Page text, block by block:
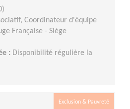
Coordinateur d'équipe
Française - Siège
: Disponibilité régulière la
Exclusion & Pauvreté